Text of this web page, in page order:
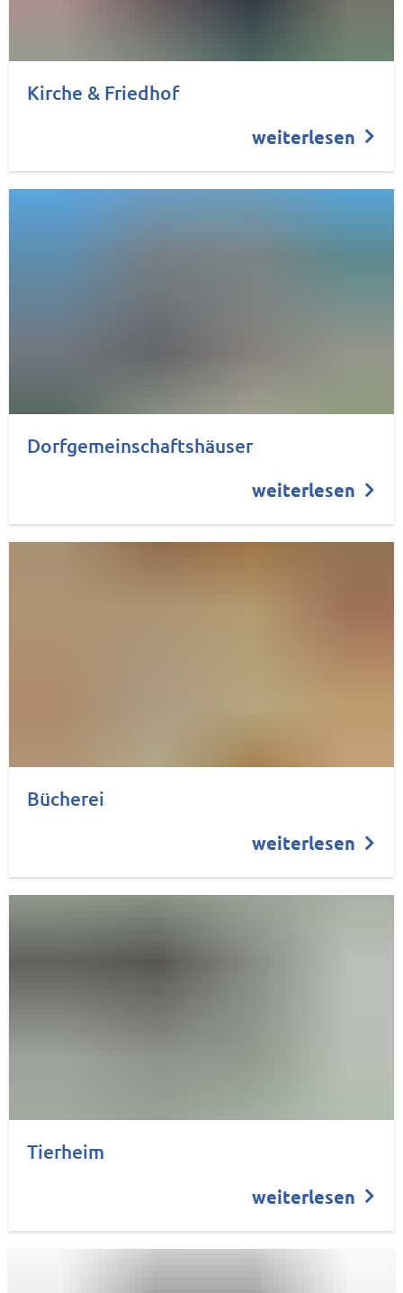
Kirche & Friedhof
weiterlesen
Dorfgemeinschaftshäuser
weiterlesen
Bücherei
weiterlesen
Tierheim
weiterlesen